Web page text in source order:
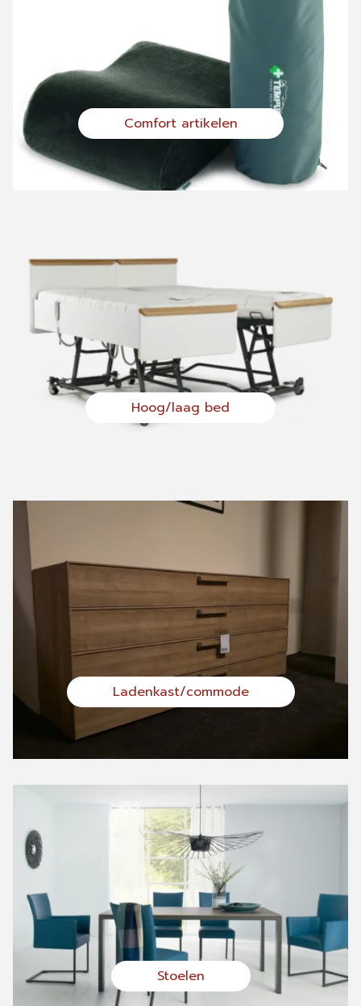
Comfort artikelen
Hoog/laag bed
Ladenkast/commode
Stoelen